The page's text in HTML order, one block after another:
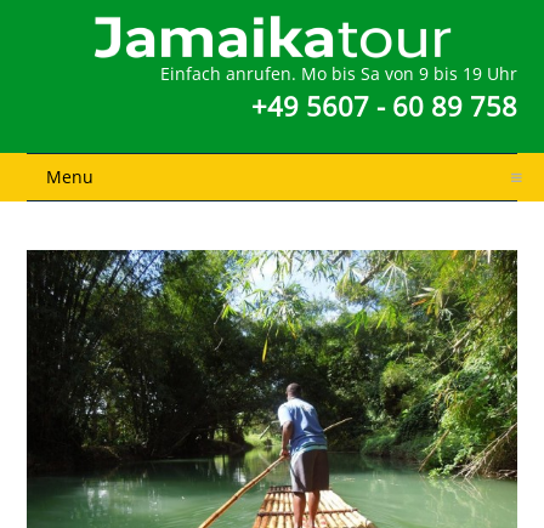
Einfach anrufen. Mo bis Sa von 9 bis 19 Uhr
+49 5607 - 60 89 758
Menu